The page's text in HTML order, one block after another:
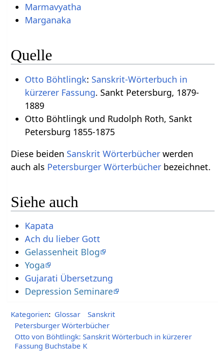
Marmavyatha
Marganaka
Quelle
Otto Böhtlingk: Sanskrit-Wörterbuch in
kürzerer Fassung. Sankt Petersburg, 1879-
1889
Otto Böhtlingk und Rudolph Roth, Sankt
Petersburg 1855-1875
Diese beiden Sanskrit Wörterbücher werden
auch als Petersburger Wörterbücher bezeichnet.
Siehe auch
Kapata
Ach du lieber Gott
Gelassenheit Blog
Yoga
Gujarati Übersetzung
Depression Seminare
Kategorien: Glossar
Sanskrit
Petersburger Wörterbücher
Otto von Böhtlingk: Sanskrit Wörterbuch in kürzerer
Fassung Buchstabe K